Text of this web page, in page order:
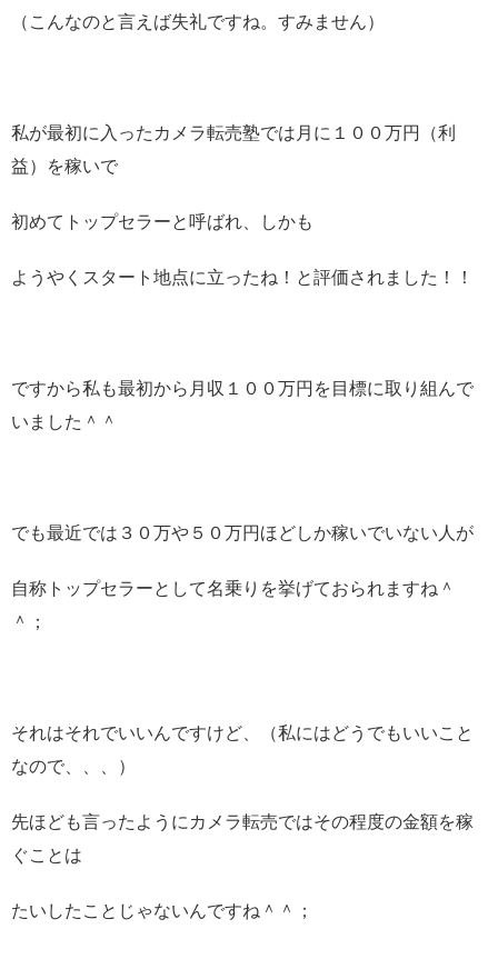
（こんなのと言えば失礼ですね。すみません）
私が最初に入ったカメラ転売塾では月に１００万円（利
益）を稼いで
初めてトップセラーと呼ばれ、しかも
ようやくスタート地点に立ったね！と評価されました！！
ですから私も最初から月収１００万円を目標に取り組んで
いました＾＾
でも最近では３０万や５０万円ほどしか稼いでいない人が
自称トップセラーとして名乗りを挙げておられますね＾
＾；
それはそれでいいんですけど、（私にはどうでもいいこと
なので、、、）
先ほども言ったようにカメラ転売ではその程度の金額を稼
ぐことは
たいしたことじゃないんですね＾＾；